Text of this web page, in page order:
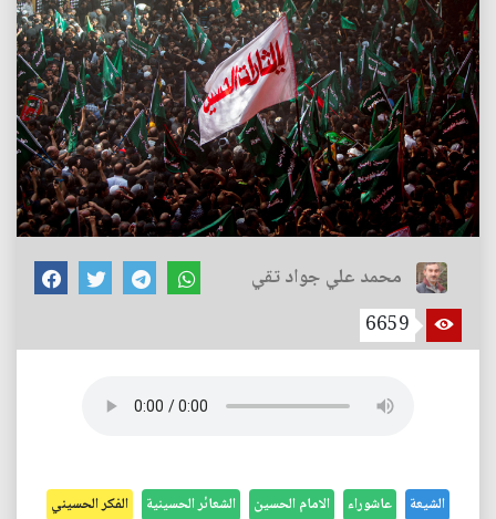
محمد علي جواد تقي
6659
الشيعة عاشوراء الامام الحسين الشعائر الحسينية الفكر الحسيني